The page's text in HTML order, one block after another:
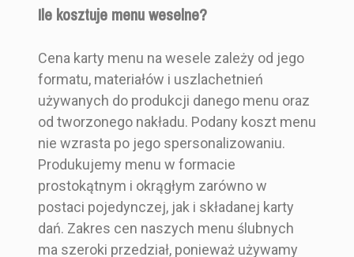
Ile kosztuje menu weselne?
Cena karty menu na wesele zależy od jego
formatu, materiałów i uszlachetnień
używanych do produkcji danego menu oraz
od tworzonego nakładu. Podany koszt menu
nie wzrasta po jego spersonalizowaniu.
Produkujemy menu w formacie
prostokątnym i okrągłym zarówno w
postaci pojedynczej, jak i składanej karty
dań. Zakres cen naszych menu ślubnych
ma szeroki przedział, ponieważ używamy